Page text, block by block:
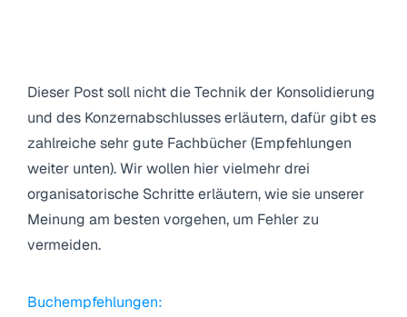
Dieser Post soll nicht die Technik der Konsolidierung
und des Konzernabschlusses erläutern, dafür gibt es
zahlreiche sehr gute Fachbücher (Empfehlungen
weiter unten). Wir wollen hier vielmehr drei
organisatorische Schritte erläutern, wie sie unserer
Meinung am besten vorgehen, um Fehler zu
vermeiden.
Buchempfehlungen: